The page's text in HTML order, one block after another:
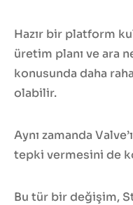
Hazır bir platform
üretim planı ve ara
konusunda daha
olabilir.
Aynı zamanda
tepki vermesini de
Bu tür bir değişim,